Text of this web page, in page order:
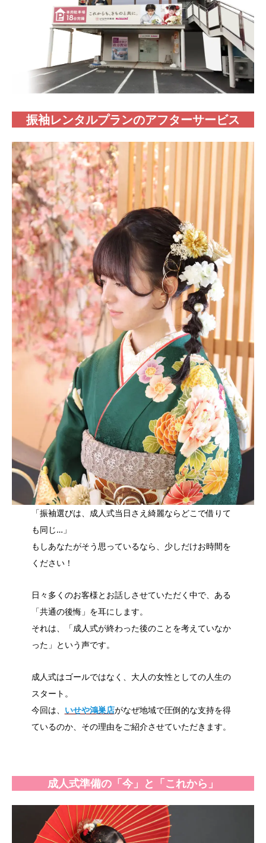
振袖レンタルプランのアフターサービス
「振袖選びは、成人式当日さえ綺麗ならどこで借りて
も同じ…」
もしあなたがそう思っているなら、少しだけお時間を
ください！
日々多くのお客様とお話しさせていただく中で、ある
「共通の後悔」を耳にします。
それは、「成人式が終わった後のことを考えていなか
った」という声です。
成人式はゴールではなく、大人の女性としての人生の
スタート。
今回は、 いせや鴻巣店がなぜ地域で圧倒的な支持を得
ているのか、その理由をご紹介させていただきます。
成人式準備の「今」と「これから」